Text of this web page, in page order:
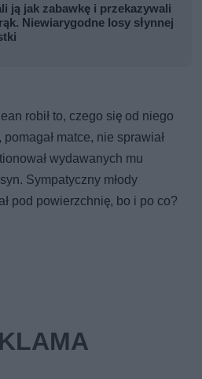
ją jak zabawkę i przekazywali
Niewiarygodne losy słynnej
robił to, czego się od niego
pomagał matce, nie sprawiał
wydawanych mu
Sympatyczny młody
pod powierzchnię, bo i po co?